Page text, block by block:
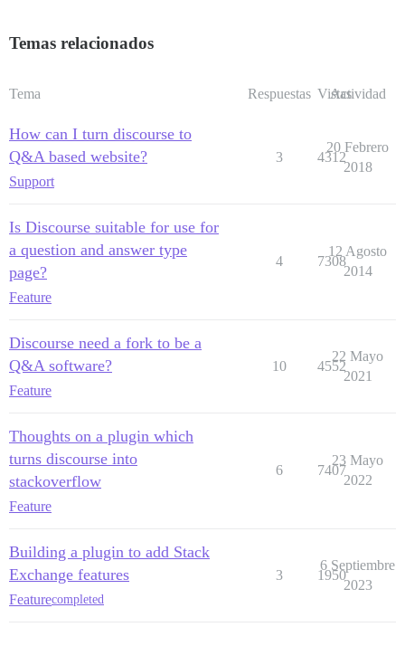
Temas relacionados
Tema Respuestas Vistas
Actividad
How can I turn discourse to
Q&A based website?
Support
3 4312
20 Febrero
2018
Is Discourse suitable for use for
a question and answer type
page?
Feature
4 7308
12 Agosto
2014
Discourse need a fork to be a
Q&A software?
Feature
10 4552
22 Mayo
2021
Thoughts on a plugin which
turns discourse into
stackoverflow
Feature
6 7407
23 Mayo
2022
Building a plugin to add Stack
Exchange features
Featurecompleted
3 1950
6 Septiembre
2023